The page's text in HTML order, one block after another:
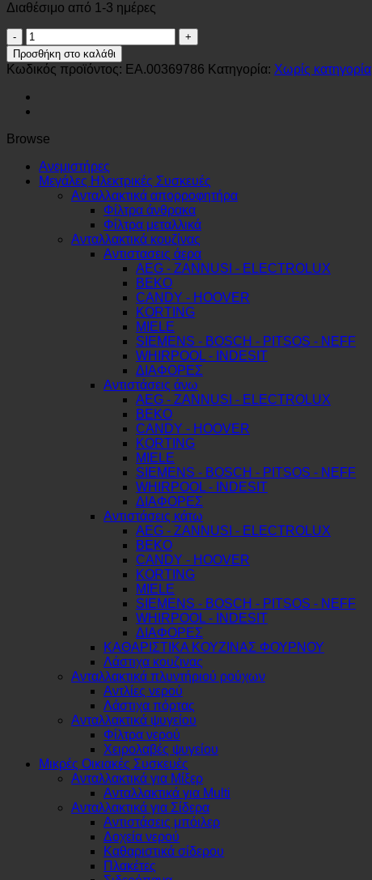
Διαθέσιμο από 1-3 ημέρες
Αντίσταση
Κουζίνας
Pitsos-
Siemens-
Bosch
1100W
Αερόθερμη
ποσότητα
Προσθήκη στο καλάθι
Κωδικός προϊόντος: EA.00369786 Κατηγορία: Χωρίς κατηγορία
Browse
Ανεμιστήρες
Μεγάλες Ηλεκτρικές Συσκευές
Ανταλλακτικά απορροφητήρα
Φίλτρα άνθρακα
Φίλτρα μεταλλικά
Ανταλλακτικά κουζίνας
Αντιστασεις άερα
AEG - ZANNUSI - ELECTROLUX
BEKO
CANDY - HOOVER
KORTING
MIELE
SIEMENS - BOSCH - PITSOS - NEFF
WHIRPOOL - INDESIT
ΔΙΑΦΟΡΕΣ
Αντιστάσεις άνω
AEG - ZANNUSI - ELECTROLUX
BEKO
CANDY - HOOVER
KORTING
MIELE
SIEMENS - BOSCH - PITSOS - NEFF
WHIRPOOL - INDESIT
ΔΙΑΦΟΡΕΣ
Αντιστάσεις κάτω
AEG - ZANNUSI - ELECTROLUX
BEKO
CANDY - HOOVER
KORTING
MIELE
SIEMENS - BOSCH - PITSOS - NEFF
WHIRPOOL - INDESIT
ΔΙΑΦΟΡΕΣ
ΚΑΘΑΡΙΣΤΙΚΑ ΚΟΥΖΙΝΑΣ ΦΟΥΡΝΟΥ
Λάστιχα κουζινας
Ανταλλακτικά πλυντήριού ρούχων
Αντλίες νερού
Λάστιχα πόρτας
Ανταλλακτικά ψυγείου
Φίλτρα νερού
Χειρολαβές ψυγείου
Μικρές Οικιακές Συσκευές
Ανταλλακτικά για Μίξερ
Ανταλλακτικά για Multi
Ανταλλακτικά για Σίδερα
Αντιστάσεις μπόιλερ
Δοχεία νερού
Καθαριστικά σίδερου
Πλακέτες